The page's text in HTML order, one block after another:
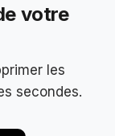
votre
les
secondes.